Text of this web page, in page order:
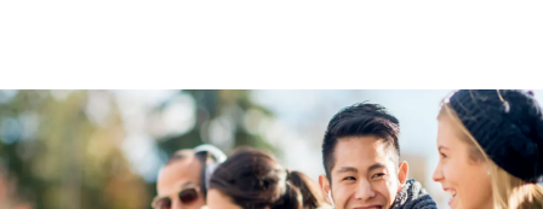
Entwicklung
Maschinenbau - Produktionstechnik
Maschinenbau - Technische
Gebäudeausrüstung